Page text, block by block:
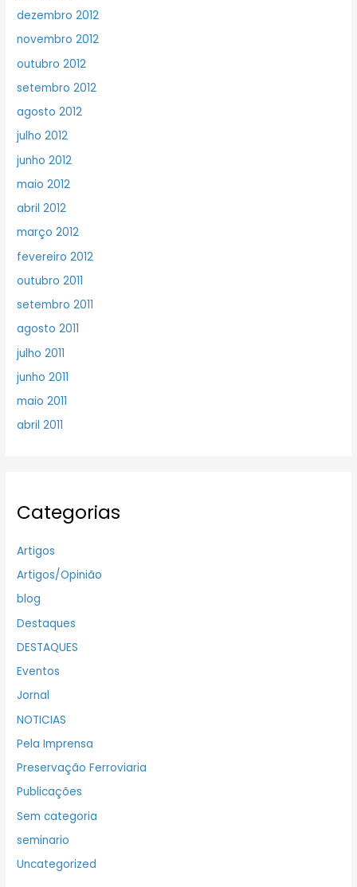
dezembro 2012
novembro 2012
outubro 2012
setembro 2012
agosto 2012
julho 2012
junho 2012
maio 2012
abril 2012
março 2012
fevereiro 2012
outubro 2011
setembro 2011
agosto 2011
julho 2011
junho 2011
maio 2011
abril 2011
Categorias
Artigos
Artigos/Opinião
blog
Destaques
DESTAQUES
Eventos
Jornal
NOTICIAS
Pela Imprensa
Preservação Ferroviaria
Publicações
Sem categoria
seminario
Uncategorized